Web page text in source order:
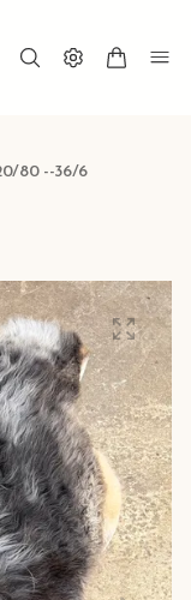
80 --36/6